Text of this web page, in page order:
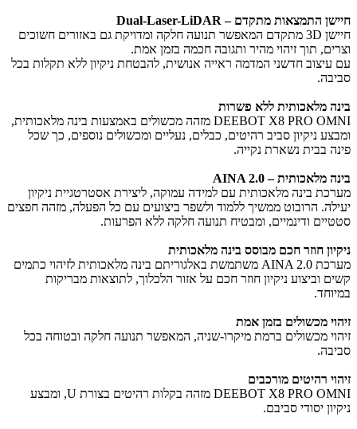
חיישן התמצאות מתקדם – Dual-Laser-LiDAR
חיישן 3D מתקדם המאפשר תנועה חלקה ומדויקת גם באזורים חשוכים
וצרים, תוך זיהוי מהיר ותגובה חכמה בזמן אמת.
עם עיצוב חדשני המדמה ראייה אנושית, להבטחת ניקיון ללא תקלות בכל
סביבה.
בינה מלאכותית ללא פשרות
DEEBOT X8 PRO OMNI מזהה מכשולים באמצעות בינה מלאכותית,
ומבצע ניקיון סביב רהיטים, כבלים, נעליים ומכשולים נוספים, כך שכל
פינה בבית נשארת נקייה.
בינה מלאכותית – AINA 2.0
מערכת בינה מלאכותית עם למידה עמוקה, ליצירת אסטרטגיית ניקיון
יעילה. הרובוט ממשיך ללמוד ולשפר ביצועים עם כל הפעלה, מזהה חפצים
סטטיים ודינמיים, ומבטיח תנועה חלקה ללא הפרעות.
ניקיון חוזר חכם מבוסס בינה מלאכותית
מערכת AINA 2.0 משתמשת באלגוריתם בינה מלאכותית לזיהוי כתמים
קשים וביצוע ניקיון חוזר חכם על אזור הלכלוך, לתוצאות מבריקות
במיוחד.
זיהוי מכשולים בזמן אמת
זיהוי מכשולים ברמת מיקרו-שניה, המאפשר תנועה חלקה ובטוחה בכל
סביבה.
זיהוי רהיטים מורכבים
DEEBOT X8 PRO OMNI מזהה בקלות רהיטים בצורת U, ומבצע
ניקיון יסודי סביבם.